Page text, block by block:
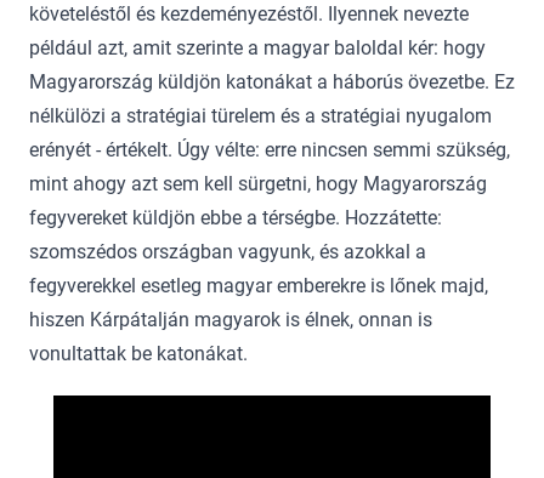
követeléstől és kezdeményezéstől. Ilyennek nevezte
például azt, amit szerinte a magyar baloldal kér: hogy
Magyarország küldjön katonákat a háborús övezetbe. Ez
nélkülözi a stratégiai türelem és a stratégiai nyugalom
erényét - értékelt. Úgy vélte: erre nincsen semmi szükség,
mint ahogy azt sem kell sürgetni, hogy Magyarország
fegyvereket küldjön ebbe a térségbe. Hozzátette:
szomszédos országban vagyunk, és azokkal a
fegyverekkel esetleg magyar emberekre is lőnek majd,
hiszen Kárpátalján magyarok is élnek, onnan is
vonultattak be katonákat.